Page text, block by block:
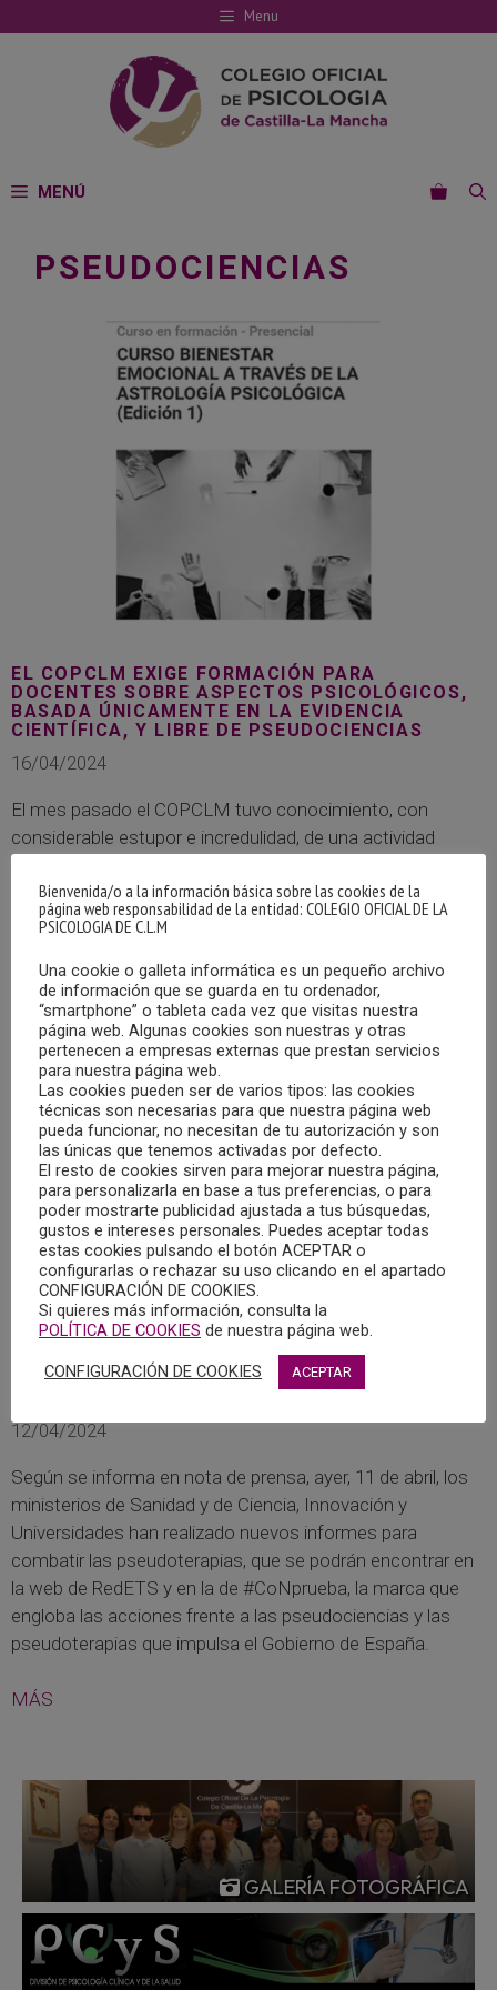
al
Menu
MENÚ
PSEUDOCIENCIAS
EL COPCLM EXIGE FORMACIÓN PARA
DOCENTES SOBRE ASPECTOS PSICOLÓGICOS,
BASADA ÚNICAMENTE EN LA EVIDENCIA
CIENTÍFICA, Y LIBRE DE PSEUDOCIENCIAS
16/04/2024
El mes pasado el COPCLM tuvo conocimiento, con
considerable estupor e incredulidad, de una actividad
regional para profesorado de Educación Infantil y Primaria
que …MÁS
LOS MINISTERIOS DE SANIDAD Y DE CIENCIA
REALIZAN NUEVOS INFORMES PARA COMBATIR
12/04/2024
Según se informa en nota de prensa, ayer, 11 de abril, los
ministerios de Sanidad y de Ciencia, Innovación y
Universidades han realizado nuevos informes para
combatir las pseudoterapias, que se podrán encontrar en
la web de RedETS y en la de #CoNprueba, la marca que
engloba las acciones frente a las pseudociencias y las
pseudoterapias que impulsa el Gobierno de España.
MÁS
GALERÍA FOTOGRÁFICA
Bienvenida/o a la información básica sobre las cookies de la
página web responsabilidad de la entidad: COLEGIO OFICIAL DE LA
PSICOLOGIA DE C.L.M
Una cookie o galleta informática es un pequeño archivo
de información que se guarda en tu ordenador,
“smartphone” o tableta cada vez que visitas nuestra
página web. Algunas cookies son nuestras y otras
pertenecen a empresas externas que prestan servicios
para nuestra página web.
Las cookies pueden ser de varios tipos: las cookies
técnicas son necesarias para que nuestra página web
pueda funcionar, no necesitan de tu autorización y son
las únicas que tenemos activadas por defecto.
El resto de cookies sirven para mejorar nuestra página,
para personalizarla en base a tus preferencias, o para
poder mostrarte publicidad ajustada a tus búsquedas,
gustos e intereses personales. Puedes aceptar todas
estas cookies pulsando el botón ACEPTAR o
configurarlas o rechazar su uso clicando en el apartado
CONFIGURACIÓN DE COOKIES.
Si quieres más información, consulta la
POLÍTICA DE COOKIES de nuestra página web.
CONFIGURACIÓN DE COOKIES ACEPTAR